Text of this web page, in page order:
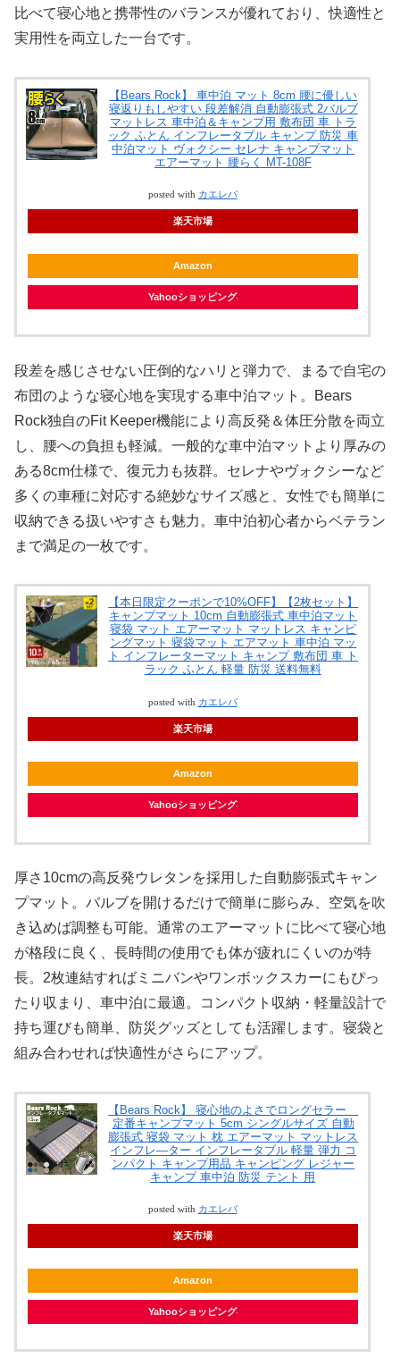
比べて寝心地と携帯性のバランスが優れており、快適性と
実用性を両立した一台です。
【Bears Rock】 車中泊 マット 8cm 腰に優しい
寝返りもしやすい 段差解消 自動膨張式 2バルブ
マットレス 車中泊＆キャンプ用 敷布団 車 トラ
ック ふとん インフレータブル キャンプ 防災 車
中泊マット ヴォクシー セレナ キャンプマット
エアーマット 腰らく MT-108F
posted with カエレバ
楽天市場
Amazon
Yahooショッピング
段差を感じさせない圧倒的なハリと弾力で、まるで自宅の
布団のような寝心地を実現する車中泊マット。Bears
Rock独自のFit Keeper機能により高反発＆体圧分散を両立
し、腰への負担も軽減。一般的な車中泊マットより厚みの
ある8cm仕様で、復元力も抜群。セレナやヴォクシーなど
多くの車種に対応する絶妙なサイズ感と、女性でも簡単に
収納できる扱いやすさも魅力。車中泊初心者からベテラン
まで満足の一枚です。
【本日限定クーポンで10%OFF】【2枚セット】
キャンプマット 10cm 自動膨張式 車中泊マット
寝袋 マット エアーマット マットレス キャンピ
ングマット 寝袋マット エアマット 車中泊 マッ
ト インフレーターマット キャンプ 敷布団 車 ト
ラック ふとん 軽量 防災 送料無料
posted with カエレバ
楽天市場
Amazon
Yahooショッピング
厚さ10cmの高反発ウレタンを採用した自動膨張式キャン
プマット。バルブを開けるだけで簡単に膨らみ、空気を吹
き込めば調整も可能。通常のエアーマットに比べて寝心地
が格段に良く、長時間の使用でも体が疲れにくいのが特
長。2枚連結すればミニバンやワンボックスカーにもぴっ
たり収まり、車中泊に最適。コンパクト収納・軽量設計で
持ち運びも簡単、防災グッズとしても活躍します。寝袋と
組み合わせれば快適性がさらにアップ。
【Bears Rock】 寝心地のよさでロングセラー
定番キャンプマット 5cm シングルサイズ 自動
膨張式 寝袋 マット 枕 エアーマット マットレス
インフレ―ター インフレータブル 軽量 弾力 コ
ンパクト キャンプ用品 キャンピング レジャー
キャンプ 車中泊 防災 テント 用
posted with カエレバ
楽天市場
Amazon
Yahooショッピング